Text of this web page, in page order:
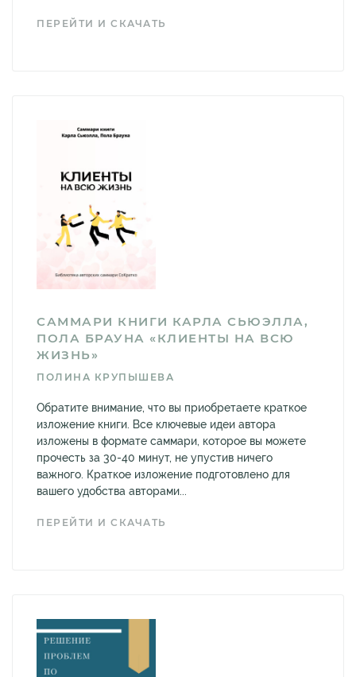
ПЕРЕЙТИ И СКАЧАТЬ
САММАРИ КНИГИ КАРЛА СЬЮЭЛЛА,
ПОЛА БРАУНА «КЛИЕНТЫ НА ВСЮ
ЖИЗНЬ»
ПОЛИНА КРУПЫШЕВА
Обратите внимание, что вы приобретаете краткое
изложение книги. Все ключевые идеи автора
изложены в формате саммари, которое вы можете
прочесть за 30-40 минут, не упустив ничего
важного. Краткое изложение подготовлено для
вашего удобства авторами...
ПЕРЕЙТИ И СКАЧАТЬ